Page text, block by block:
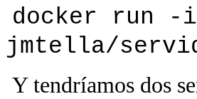
docker run
jmtella/
Ytendríamos dos